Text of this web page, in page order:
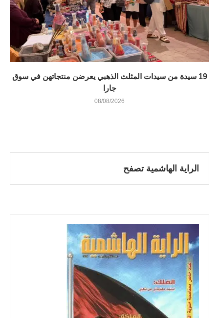
19 سيدة من سيدات المثلث الذهبي يعرضن منتجاتهن في سوق
جارا
08/08/2026
الراية الهاشمية تصفح